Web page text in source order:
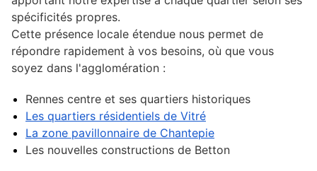
spécificités propres.
Cette présence locale étendue nous permet de
répondre rapidement à vos besoins, où que vous
soyez dans l'agglomération :
Rennes centre et ses quartiers historiques
Les quartiers résidentiels de Vitré
La zone pavillonnaire de Chantepie
Les nouvelles constructions de Betton